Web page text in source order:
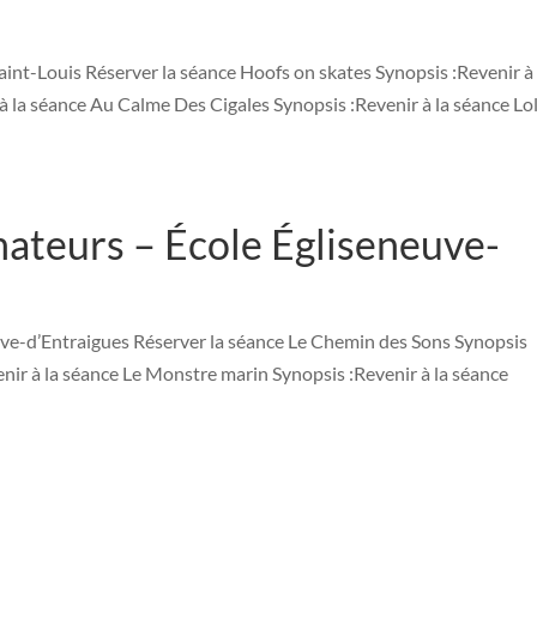
Louis Réserver la séance Hoofs on skates Synopsis :Revenir à
la séance Au Calme Des Cigales Synopsis :Revenir à la séance
– École Égliseneuve-
d’Entraigues Réserver la séance Le Chemin des Sons Synopsis
à la séance Le Monstre marin Synopsis :Revenir à la séance